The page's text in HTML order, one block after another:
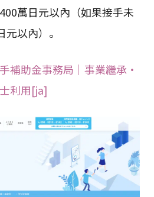
萬日元以內（如果接手未
以內）。
補助金事務局｜事業繼承・
利用[ja]